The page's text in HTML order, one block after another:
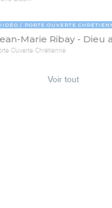
PORTE OUVERTE
Marie Ribay - Dieu
Ouverte Chrétienne
Voir tout